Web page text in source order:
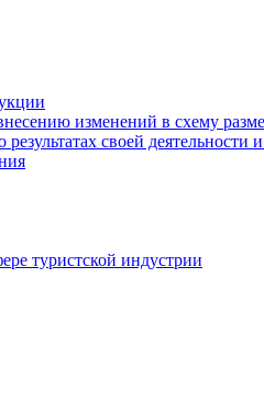
изменений в схему
своей
туристской индустрии